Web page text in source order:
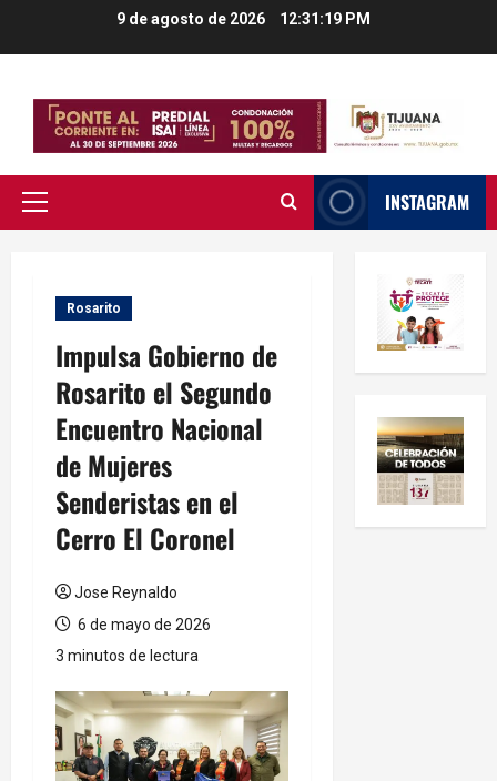
9 de agosto de 2026 12:31:20 PM
Menú
INSTAGRAM
Rosarito
Impulsa Gobierno de
Rosarito el Segundo
Encuentro Nacional
de Mujeres
Senderistas en el
Cerro El Coronel
Jose Reynaldo
6 de mayo de 2026
3 minutos de lectura